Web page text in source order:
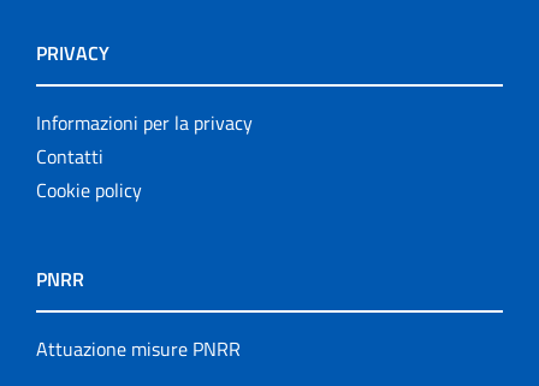
PRIVACY
Informazioni per la privacy
Contatti
Cookie policy
PNRR
Attuazione misure PNRR